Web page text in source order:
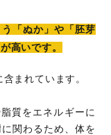
「ぬか」や「胚芽
高いです。
まれています。
質をエネルギーに
関わるため、体を